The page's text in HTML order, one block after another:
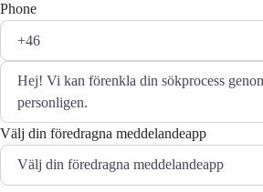
Phone
Välj din föredragna meddelandeapp